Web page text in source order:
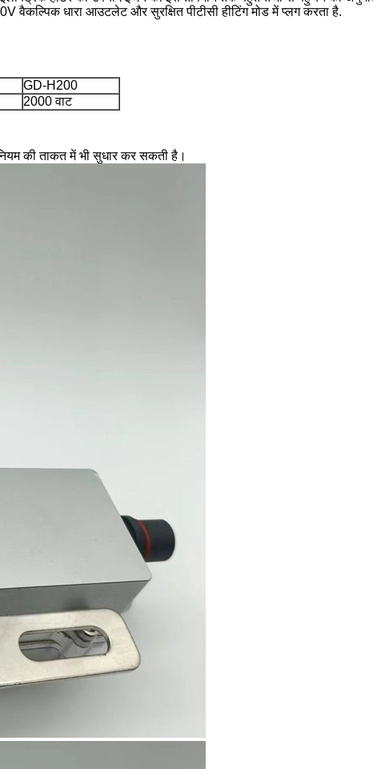
वैकल्पिक धारा आउटलेट और सुरक्षित पीटीसी हीटिंग मोड में प्लग करता है.
GD-H200
2000 वाट
की ताकत में भी सुधार कर सकती है।